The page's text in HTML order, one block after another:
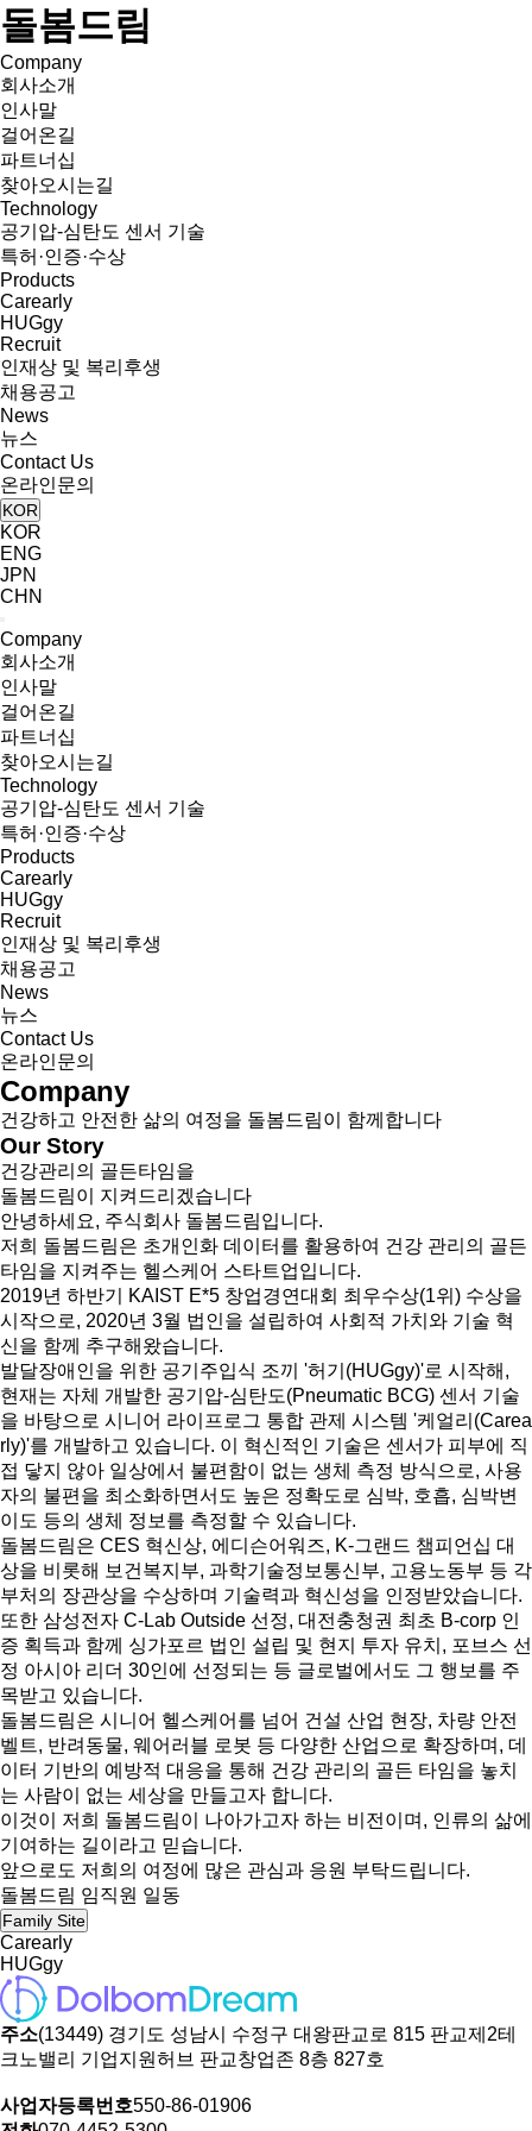
돌봄드림
Company
회사소개
인사말
걸어온길
파트너십
찾아오시는길
Technology
공기압-심탄도 센서 기술
특허·인증·수상
Products
Carearly
HUGgy
Recruit
인재상 및 복리후생
채용공고
News
뉴스
Contact Us
온라인문의
KOR
KOR
ENG
JPN
CHN
Company
회사소개
인사말
걸어온길
파트너십
찾아오시는길
Technology
공기압-심탄도 센서 기술
특허·인증·수상
Products
Carearly
HUGgy
Recruit
인재상 및 복리후생
채용공고
News
뉴스
Contact Us
온라인문의
Company
건강하고 안전한 삶의 여정을 돌봄드림이 함께합니다
Our Story
건강관리의 골든타임을
돌봄드림이 지켜드리겠습니다
안녕하세요, 주식회사 돌봄드림입니다.
저희 돌봄드림은 초개인화 데이터를 활용하여 건강 관리의 골든
타임을 지켜주는 헬스케어 스타트업입니다.
2019년 하반기 KAIST E*5 창업경연대회 최우수상(1위) 수상을
시작으로, 2020년 3월 법인을 설립하여 사회적 가치와 기술 혁
신을 함께 추구해왔습니다.
발달장애인을 위한 공기주입식 조끼 '허기(HUGgy)'로 시작해,
현재는 자체 개발한 공기압-심탄도(Pneumatic BCG) 센서 기술
을 바탕으로 시니어 라이프로그 통합 관제 시스템 '케얼리(Carea
rly)'를 개발하고 있습니다. 이 혁신적인 기술은 센서가 피부에 직
접 닿지 않아 일상에서 불편함이 없는 생체 측정 방식으로, 사용
자의 불편을 최소화하면서도 높은 정확도로 심박, 호흡, 심박변
이도 등의 생체 정보를 측정할 수 있습니다.
돌봄드림은 CES 혁신상, 에디슨어워즈, K-그랜드 챔피언십 대
상을 비롯해 보건복지부, 과학기술정보통신부, 고용노동부 등 각
부처의 장관상을 수상하며 기술력과 혁신성을 인정받았습니다.
또한 삼성전자 C-Lab Outside 선정, 대전충청권 최초 B-corp 인
증 획득과 함께 싱가포르 법인 설립 및 현지 투자 유치, 포브스 선
정 아시아 리더 30인에 선정되는 등 글로벌에서도 그 행보를 주
목받고 있습니다.
돌봄드림은 시니어 헬스케어를 넘어 건설 산업 현장, 차량 안전
벨트, 반려동물, 웨어러블 로봇 등 다양한 산업으로 확장하며, 데
이터 기반의 예방적 대응을 통해 건강 관리의 골든 타임을 놓치
는 사람이 없는 세상을 만들고자 합니다.
이것이 저희 돌봄드림이 나아가고자 하는 비전이며, 인류의 삶에
기여하는 길이라고 믿습니다.
앞으로도 저희의 여정에 많은 관심과 응원 부탁드립니다.
돌봄드림 임직원 일동
Family Site
Carearly
HUGgy
주소(13449) 경기도 성남시 수정구 대왕판교로 815 판교제2테
크노밸리 기업지원허브 판교창업존 8층 827호
사업자등록번호550-86-01906